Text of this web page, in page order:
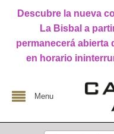
Descubre la nueva
La Bisbal a
permanecerá abierta
en horario
Menu